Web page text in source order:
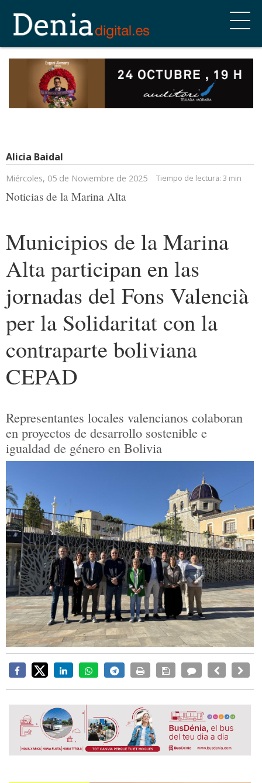
Alicia Baidal
Miércoles, 05 de Noviembre de 2025 Tiempo de lectura: 3 min
Noticias de la Marina Alta
Municipios de la Marina
Alta participan en las
jornadas del Fons Valencià
per la Solidaritat con la
contraparte boliviana
CEPAD
Representantes locales valencianos colaboran
en proyectos de desarrollo sostenible e
igualdad de género en Bolivia